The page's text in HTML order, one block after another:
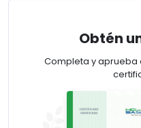
Obtén
Completa y aprueba